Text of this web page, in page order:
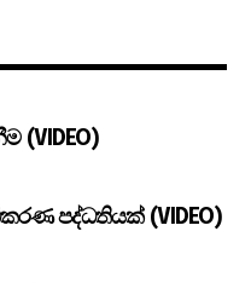
(VIDEO)
පද්ධතියක් (VIDEO)